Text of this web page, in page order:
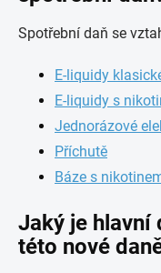
Spotřební daň se
E-liquidy
E-liquidy s
Jednorázové
Příchutě
Báze s
Jaký je hlavní
této nové